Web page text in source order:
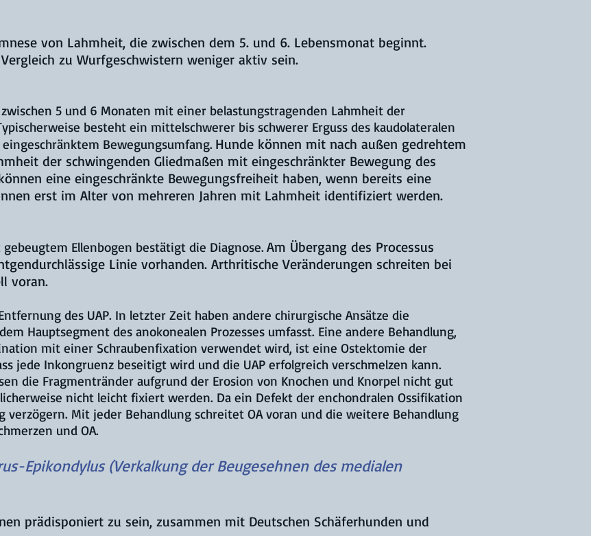
von Lahmheit, die zwischen dem 5. und 6. Lebensmonat beginnt.
zu Wurfgeschwistern weniger aktiv sein.
5 und 6 Monaten mit einer belastungstragenden Lahmheit der
besteht ein mittelschwerer bis schwerer Erguss des kaudolateralen
Bewegungsumfang. Hunde können mit nach außen gedrehtem
der schwingenden Gliedmaßen mit eingeschränkter Bewegung des
eine eingeschränkte Bewegungsfreiheit haben, wenn bereits eine
erst im Alter von mehreren Jahren mit Lahmheit identifiziert werden.
Ellenbogen bestätigt die Diagnose. Am Übergang des Processus
Linie vorhanden. Arthritische Veränderungen schreiten bei
voran.
des UAP. In letzter Zeit haben andere chirurgische Ansätze die
Hauptsegment des anokonealen Prozesses umfasst. Eine andere Behandlung,
mit einer Schraubenfixation verwendet wird, ist eine Ostektomie der
jede Inkongruenz beseitigt wird und die UAP erfolgreich verschmelzen kann.
die Fragmentränder aufgrund der Erosion von Knochen und Knorpel nicht gut
nicht leicht fixiert werden. Da ein Defekt der enchondralen Ossifikation
verzögern. Mit jeder Behandlung schreitet OA voran und die weitere Behandlung
und OA.
Epikondylus (Verkalkung der Beugesehnen des medialen
prädisponiert zu sein, zusammen mit Deutschen Schäferhunden und